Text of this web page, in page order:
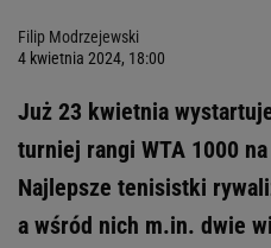
Filip Modrzejewski
4 kwietnia 2024, 18:00
Już 23 kwietnia
turniej rangi WTA 1000
Najlepsze tenisistki
a wśród nich m.in. dwie